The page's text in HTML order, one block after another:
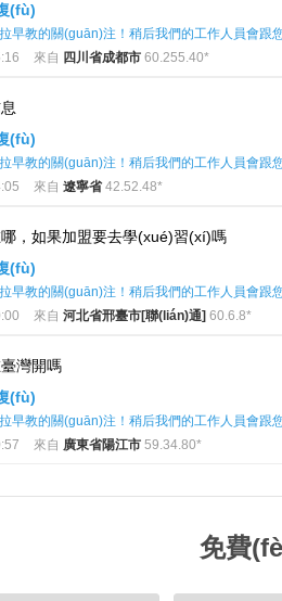
(fù)
早教的關(guān)注！稍后我們的工作人員會跟
來自 四川省成都市 60.255.40*
(fù)
早教的關(guān)注！稍后我們的工作人員會跟
來自 遼寧省42.52.48*
，如果加盟要去學(xué)習(xí)嗎
(fù)
早教的關(guān)注！稍后我們的工作人員會跟
來自 河北省邢臺市[聯(lián)通] 60.6.8*
灣開嗎
(fù)
早教的關(guān)注！稍后我們的工作人員會跟
來自 廣東省陽江市 59.34.80*
免費